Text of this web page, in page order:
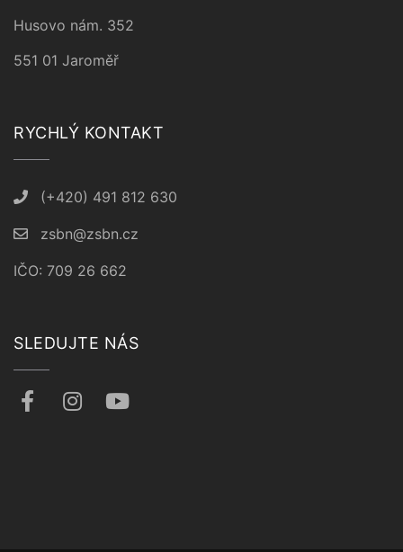
Husovo nám. 352
551 01 Jaroměř
RYCHLÝ KONTAKT
(+420) 491 812 630
zsbn@zsbn.cz
IČO: 709 26 662
SLEDUJTE NÁS